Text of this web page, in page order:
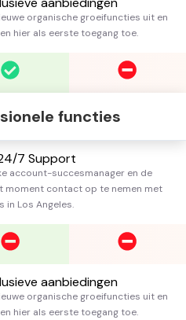
organische groeifuncties uit en
hier als eerste toegang toe.
functies
7 Support
account-succesmanager en de
moment contact op te nemen met
in Los Angeles.
aanbiedingen
organische groeifuncties uit en
hier als eerste toegang toe.